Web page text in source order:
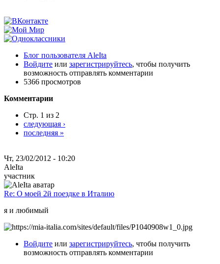
Блог пользователя AleIta
Войдите или зарегистрируйтесь, чтобы получить
возможность отправлять комментарии
5366 просмотров
Комментарии
Стр. 1 из 2
следующая ›
последняя »
Чт, 23/02/2012 - 10:20
AleIta
участник
Re: О моей 2й поездке в Италию
я и любимый
Войдите или зарегистрируйтесь, чтобы получить
возможность отправлять комментарии